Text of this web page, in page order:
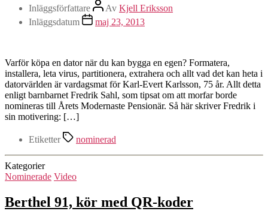
Inläggsförfattare Av Kjell Eriksson
Inläggsdatum
maj 23, 2013
Varför köpa en dator när du kan bygga en egen? Formatera,
installera, leta virus, partitionera, extrahera och allt vad det kan heta i
datorvärlden är vardagsmat för Karl-Evert Karlsson, 75 år. Allt detta
enligt barnbarnet Fredrik Sahl, som tipsat om att morfar borde
nomineras till Årets Modernaste Pensionär. Så här skriver Fredrik i
sin motivering: […]
Etiketter nominerad
Kategorier
Nominerade Video
Berthel 91, kör med QR-koder